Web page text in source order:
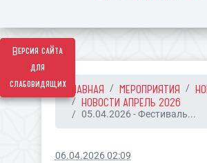
Версия сайта
для
слабовидящихГЛАВНАЯ МЕРОПРИЯТИЯ
НОВОСТИ АПРЕЛЬ 2026
05.04.2026 - Фестиваль...
06.04.2026 02:09